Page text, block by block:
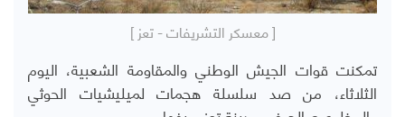
[ معسكر التشريفات - تعز ]
تمكنت قوات الجيش الوطني والمقاومة الشعبية، اليوم
الثلاثاء، من صد سلسلة هجمات لميليشيات الحوثي